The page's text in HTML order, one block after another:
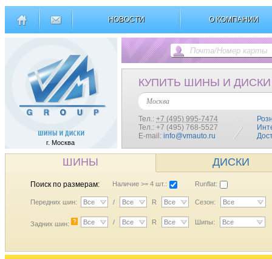
НОВОСТИ О КОМПАНИИ
г. Москва
КУПИТЬ ШИНЫ И ДИСКИ
Москва
Тел.: +7 (495) 995-7474
Тел.: +7 (495) 768-5527
E-mail: info@vmauto.ru
ШИНЫ ДИСКИ
Поиск по размерам: Наличие >= 4 шт.: Runflat:
Передних шин: Все / Все R Все Сезон: Все
Задних шин: ? Все / Все R Все Шипы: Все